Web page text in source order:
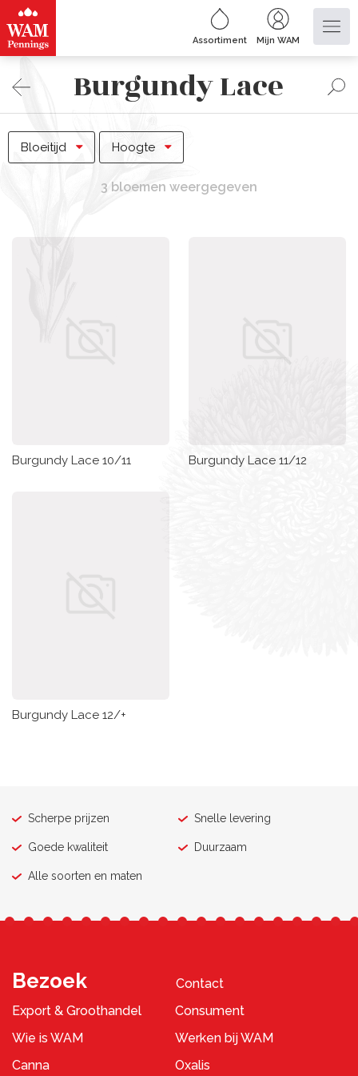
Assortiment Mijn WAM
Burgundy Lace
Bloeitijd Hoogte
3 bloemen weergegeven
Burgundy Lace 10/11 Burgundy Lace 11/12
Burgundy Lace 12/+
Scherpe prijzen Snelle levering
Goede kwaliteit Duurzaam
Alle soorten en maten
Bezoek
Contact
Export & Groothandel
Consument
Wie is WAM
Werken bij WAM
Canna
Oxalis